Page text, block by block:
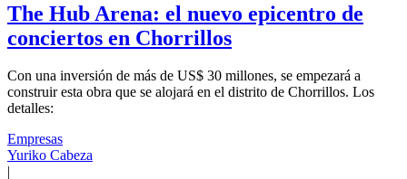
The Hub Arena: el nuevo epicentro de
conciertos en Chorrillos
Con una inversión de más de US$ 30 millones, se empezará a
construir esta obra que se alojará en el distrito de Chorrillos. Los
detalles:
Empresas
Yuriko Cabeza